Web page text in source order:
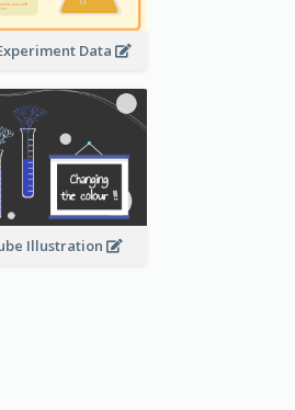
Data
Illustration